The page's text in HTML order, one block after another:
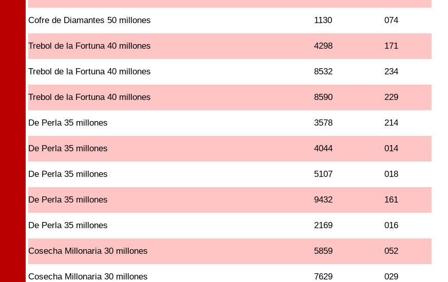
Cofre de Diamantes 50 millones 1130 074
Trebol de la Fortuna 40 millones 4298 171
Trebol de la Fortuna 40 millones 8532 234
Trebol de la Fortuna 40 millones 8590 229
De Perla 35 millones 3578 214
De Perla 35 millones 4044 014
De Perla 35 millones 5107 018
De Perla 35 millones 9432 161
De Perla 35 millones 2169 016
Cosecha Millonaria 30 millones 5859 052
Cosecha Millonaria 30 millones 7629 029